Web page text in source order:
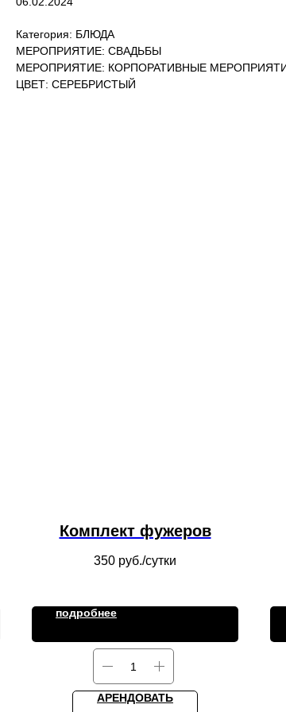
Категория: БЛЮДА
МЕРОПРИЯТИЕ: СВАДЬБЫ
МЕРОПРИЯТИЕ: КОРПОРАТИВНЫЕ
ЦВЕТ: СЕРЕБРИСТЫЙ
Комплект фужеров
350 руб./сутки
подробнее
АРЕНДОВАТЬ